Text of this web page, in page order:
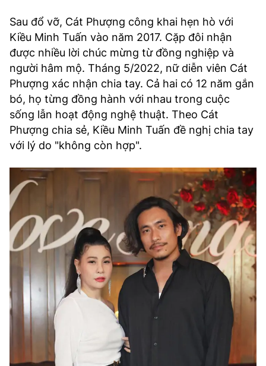
Sau đổ vỡ, Cát Phượng công khai hẹn hò với
Kiều Minh Tuấn vào năm 2017. Cặp đôi nhận
được nhiều lời chúc mừng từ đồng nghiệp và
người hâm mộ. Tháng 5/2022, nữ diễn viên Cát
Phượng xác nhận chia tay. Cả hai có 12 năm gắn
bó, họ từng đồng hành với nhau trong cuộc
sống lẫn hoạt động nghệ thuật. Theo Cát
Phượng chia sẻ, Kiều Minh Tuấn đề nghị chia tay
với lý do "không còn hợp".